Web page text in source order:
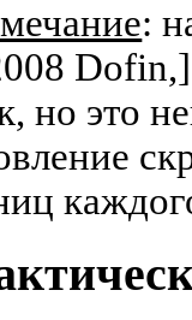
:
но это